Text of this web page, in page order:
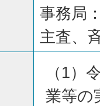
事務局
主査、
（1）
業等の